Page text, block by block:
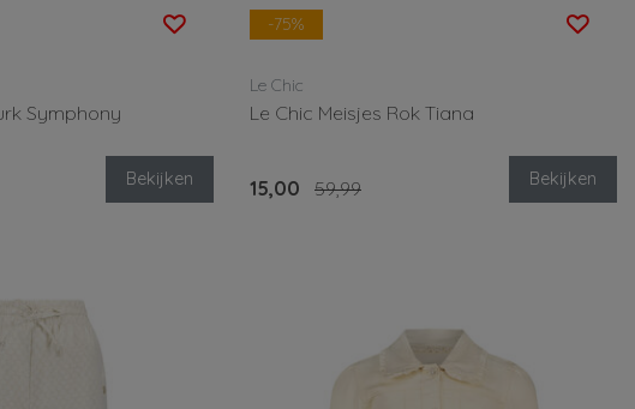
Symphony
Bekijken
-75%
Le Chic
Le Chic Meisjes Rok Tiana
15,00 59,99 Bekijken